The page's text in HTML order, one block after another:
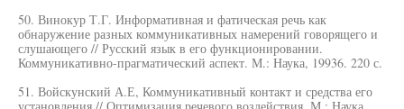
50. Винокур Т.Г. Информативная и фатическая речь как
обнаружение разных коммуникативных намерений говорящего и
слушающего // Русский язык в его функционировании.
Коммуникативно-прагматический аспект. М.: Наука, 19936. 220 с.
51. Войскунский А.Е, Коммуникативный контакт и средства его